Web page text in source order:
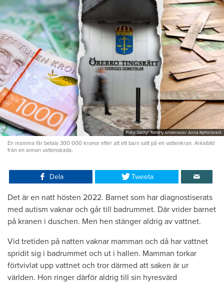
Foto: Getty/ Tommy Andersson/ Anna Rytterbrant
En mamma får betala 300 000 kronor efter att ett barn satt på en vattenkran. Arkivbild
från en annan vattenskada.
Dela Tweeta
Det är en natt hösten 2022. Barnet som har diagnostiserats
med autism vaknar och går till badrummet. Där vrider barnet
på kranen i duschen. Men hen stänger aldrig av vattnet.
Vid tretiden på natten vaknar mamman och då har vattnet
spridit sig i badrummet och ut i hallen. Mamman torkar
förtvivlat upp vattnet och tror därmed att saken är ur
världen. Hon ringer därför aldrig till sin hyresvärd